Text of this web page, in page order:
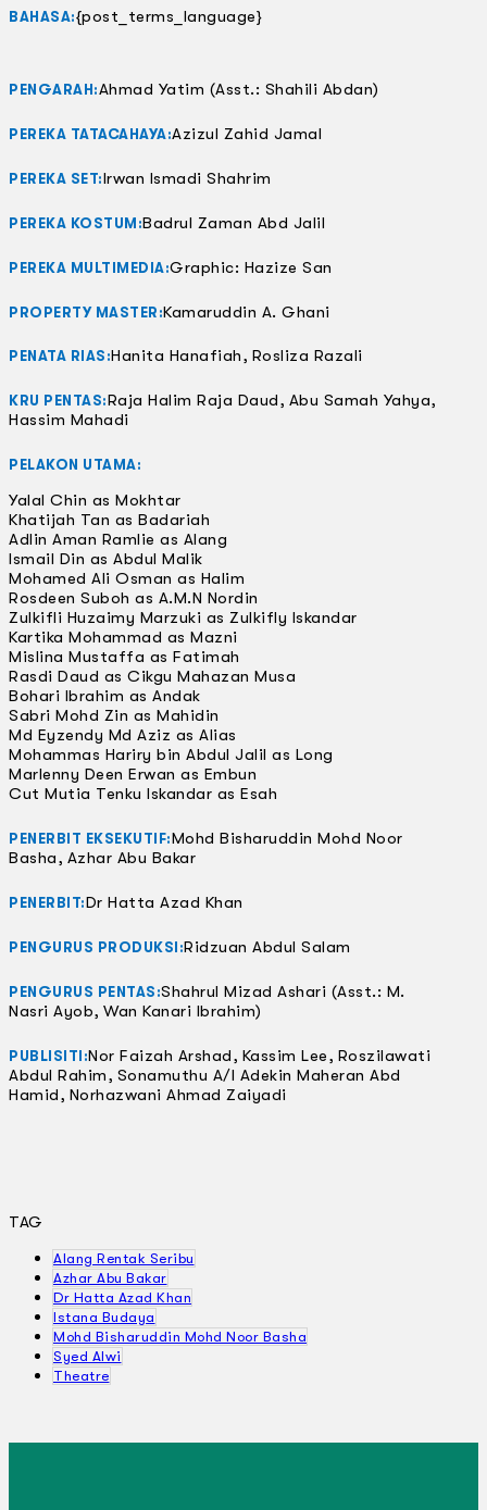
BAHASA:{post_terms_language}
PENGARAH:Ahmad Yatim (Asst.: Shahili Abdan)
PEREKA TATACAHAYA:Azizul Zahid Jamal
PEREKA SET:Irwan Ismadi Shahrim
PEREKA KOSTUM:Badrul Zaman Abd Jalil
PEREKA MULTIMEDIA:Graphic: Hazize San
PROPERTY MASTER:Kamaruddin A. Ghani
PENATA RIAS:Hanita Hanafiah, Rosliza Razali
KRU PENTAS:Raja Halim Raja Daud, Abu Samah Yahya,
Hassim Mahadi
PELAKON UTAMA:
Yalal Chin as Mokhtar
Khatijah Tan as Badariah
Adlin Aman Ramlie as Alang
Ismail Din as Abdul Malik
Mohamed Ali Osman as Halim
Rosdeen Suboh as A.M.N Nordin
Zulkifli Huzaimy Marzuki as Zulkifly Iskandar
Kartika Mohammad as Mazni
Mislina Mustaffa as Fatimah
Rasdi Daud as Cikgu Mahazan Musa
Bohari Ibrahim as Andak
Sabri Mohd Zin as Mahidin
Md Eyzendy Md Aziz as Alias
Mohammas Hariry bin Abdul Jalil as Long
Marlenny Deen Erwan as Embun
Cut Mutia Tenku Iskandar as Esah
PENERBIT EKSEKUTIF:Mohd Bisharuddin Mohd Noor
Basha, Azhar Abu Bakar
PENERBIT:Dr Hatta Azad Khan
PENGURUS PRODUKSI:Ridzuan Abdul Salam
PENGURUS PENTAS:Shahrul Mizad Ashari (Asst.: M.
Nasri Ayob, Wan Kanari Ibrahim)
PUBLISITI:Nor Faizah Arshad, Kassim Lee, Roszilawati
Abdul Rahim, Sonamuthu A/l Adekin Maheran Abd
Hamid, Norhazwani Ahmad Zaiyadi
TAG
Alang Rentak Seribu
Azhar Abu Bakar
Dr Hatta Azad Khan
Istana Budaya
Mohd Bisharuddin Mohd Noor Basha
Syed Alwi
Theatre